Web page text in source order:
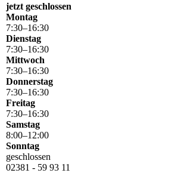
jetzt geschlossen
Montag
7:30–16:30
Dienstag
7:30–16:30
Mittwoch
7:30–16:30
Donnerstag
7:30–16:30
Freitag
7:30–16:30
Samstag
8:00–12:00
Sonntag
geschlossen
02381 - 59 93 11